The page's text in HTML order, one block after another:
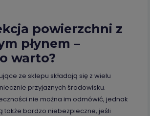
powierzchni z
płynem –
warto?
ze sklepu składają się z wielu
przyjaznych środowisku.
nie można im odmówić, jednak
także bardzo niebezpieczne, jeśli